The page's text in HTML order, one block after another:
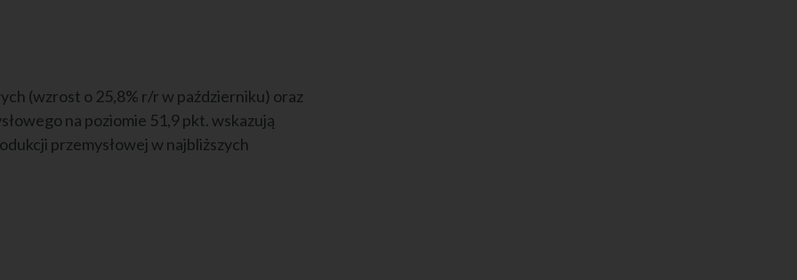
(wzrost o 25,8% r/r w październiku) oraz
na poziomie 51,9 pkt. wskazują
przemysłowej w najbliższych